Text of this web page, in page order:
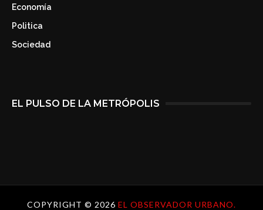
Economía
Politica
Sociedad
EL PULSO DE LA METRÓPOLIS
COPYRIGHT © 2026 EL OBSERVADOR URBANO.